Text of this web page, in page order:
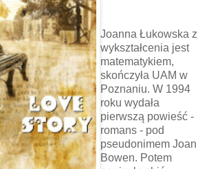
Joanna Łukowska z
wykształcenia jest
matematykiem,
skończyła UAM w
Poznaniu. W 1994
roku wydała
pierwszą powieść -
romans - pod
pseudonimem Joan
Bowen. Potem